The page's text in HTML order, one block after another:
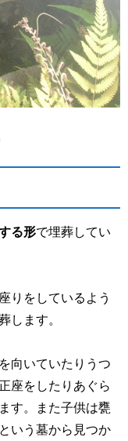
る形で埋葬してい
りをしているよう
します。
向いていたりうつ
座をしたりあぐら
す。また子供は甕
いう墓から見つか